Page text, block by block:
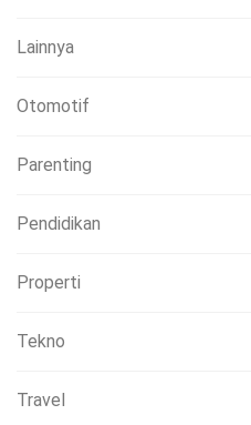
Lainnya
Otomotif
Parenting
Pendidikan
Properti
Tekno
Travel